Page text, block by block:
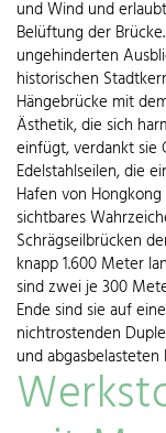
und Wind und
Belüftung der
ungehinderten
historischen
Hängebrücke mit
Ästhetik, die sich
einfügt, verdankt sie
Edelstahlseilen, die
Hafen von
sichtbares
Schrägseilbrücken
knapp 1.600 Meter
sind zwei je 300
Ende sind sie auf
nichtrostenden
und